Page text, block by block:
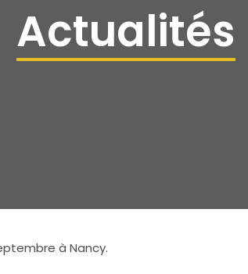
Actualités
à Nancy.